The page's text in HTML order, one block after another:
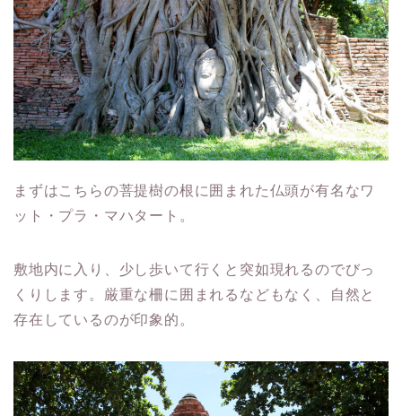
まずはこちらの菩提樹の根に囲まれた仏頭が有名なワ
ット・プラ・マハタート。
敷地内に入り、少し歩いて行くと突如現れるのでびっ
くりします。厳重な柵に囲まれるなどもなく、自然と
存在しているのが印象的。